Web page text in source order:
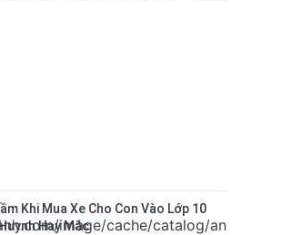
Khi Mua Xe Cho Con Vào Lớp 10
Hay Mắc